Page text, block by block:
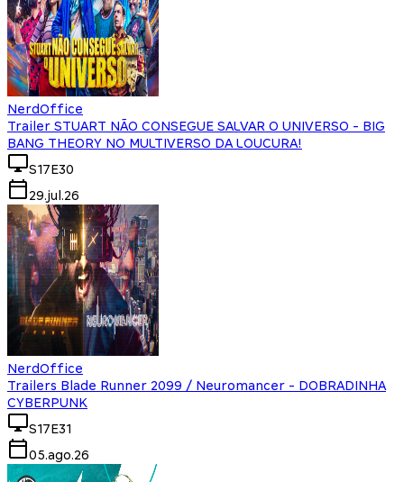
NerdOffice
Trailer STUART NÃO CONSEGUE SALVAR O UNIVERSO - BIG
BANG THEORY NO MULTIVERSO DA LOUCURA!
S17E30
29.jul.26
NerdOffice
Trailers Blade Runner 2099 / Neuromancer - DOBRADINHA
CYBERPUNK
S17E31
05.ago.26